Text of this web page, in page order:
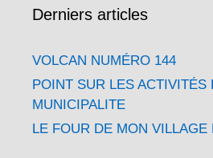
Derniers articles
VOLCAN NUMÉRO 144
POINT SUR LES ACTIVITÉS
MUNICIPALITE
LE FOUR DE MON VILLAGE